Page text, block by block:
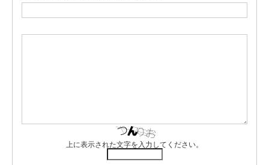
上に表示された文字を入力してください。